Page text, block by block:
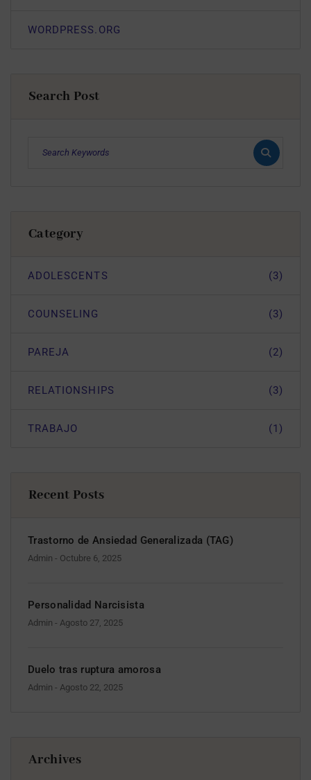
WORDPRESS.ORG
Search Post
Category
ADOLESCENTS (3)
COUNSELING (3)
PAREJA (2)
RELATIONSHIPS (3)
TRABAJO (1)
Recent Posts
Trastorno de Ansiedad Generalizada (TAG)
Admin - Octubre 6, 2025
Personalidad Narcisista
Admin - Agosto 27, 2025
Duelo tras ruptura amorosa
Admin - Agosto 22, 2025
Archives